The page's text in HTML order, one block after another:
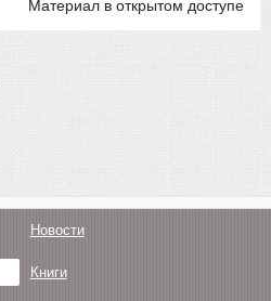
Материал в открытом доступе
Новости
Книги